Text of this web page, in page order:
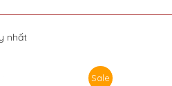
nhất
Sale